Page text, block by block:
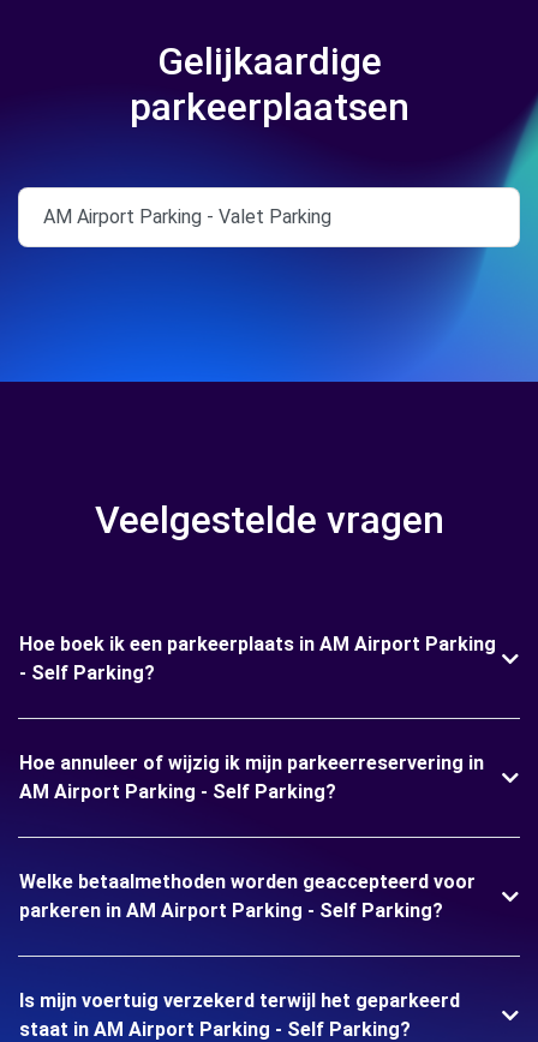
Gelijkaardige
parkeerplaatsen
AM Airport Parking - Valet Parking
Veelgestelde vragen
Hoe boek ik een parkeerplaats in AM Airport Parking
- Self Parking?
Hoe annuleer of wijzig ik mijn parkeerreservering in
AM Airport Parking - Self Parking?
Welke betaalmethoden worden geaccepteerd voor
parkeren in AM Airport Parking - Self Parking?
Is mijn voertuig verzekerd terwijl het geparkeerd
staat in AM Airport Parking - Self Parking?